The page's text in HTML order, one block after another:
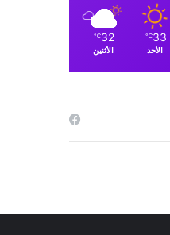
33
℃
الأحد
32
℃
الأثنين